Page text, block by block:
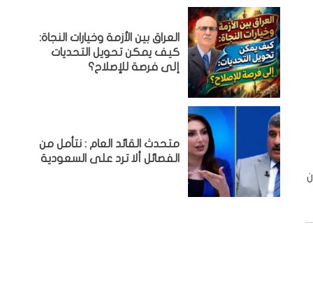
العراق بين الأزمة وخيارات النجاة:
كيف يمكن تحويل التحديات
إلى فرصة للإصلاح؟
متحدث القائد العام : نتأمل من
الفصائل ألا ترد على السعودية